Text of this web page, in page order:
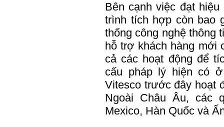
Bên cạnh việc đạt
trình tích hợp còn bao
thống công nghệ thông
hỗ trợ khách hàng mới
cả các hoạt động để
cấu pháp lý hiện có
Vitesco trước đây hoạt
Ngoài Châu Âu, các
Mexico, Hàn Quốc và